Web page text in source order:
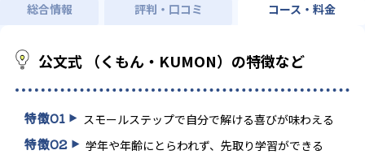
総合情報 評判・口コミ コース・料金
公文式 （くもん・KUMON）の特徴など
特徴01 スモールステップで自分で解ける喜びが味わえる
特徴02 学年や年齢にとらわれず、先取り学習ができる